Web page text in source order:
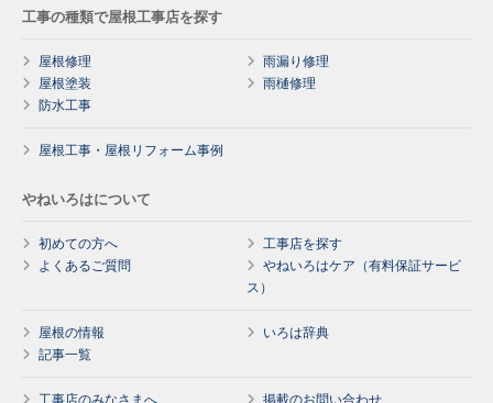
工事の種類で屋根工事店を探す
屋根修理
雨漏り修理
屋根塗装
雨樋修理
防水工事
屋根工事・屋根リフォーム事例
やねいろはについて
初めての方へ
工事店を探す
よくあるご質問
やねいろはケア（有料保証サービ
ス）
屋根の情報
いろは辞典
記事一覧